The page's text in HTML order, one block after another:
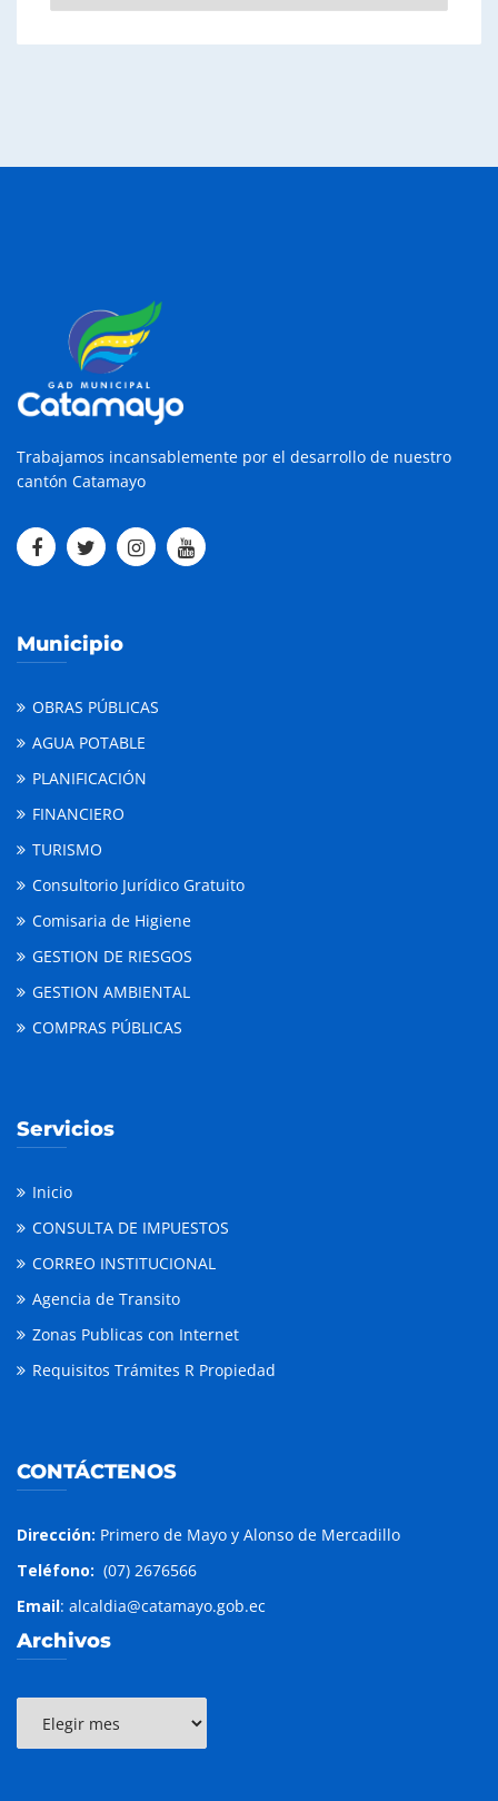
Trabajamos incansablemente por el desarrollo de nuestro
cantón Catamayo
Municipio
OBRAS PÚBLICAS
AGUA POTABLE
PLANIFICACIÓN
FINANCIERO
TURISMO
Consultorio Jurídico Gratuito
Comisaria de Higiene
GESTION DE RIESGOS
GESTION AMBIENTAL
COMPRAS PÚBLICAS
Servicios
Inicio
CONSULTA DE IMPUESTOS
CORREO INSTITUCIONAL
Agencia de Transito
Zonas Publicas con Internet
Requisitos Trámites R Propiedad
CONTÁCTENOS
Dirección: Primero de Mayo y Alonso de Mercadillo
Teléfono: (07) 2676566
Email: alcaldia@catamayo.gob.ec
Archivos